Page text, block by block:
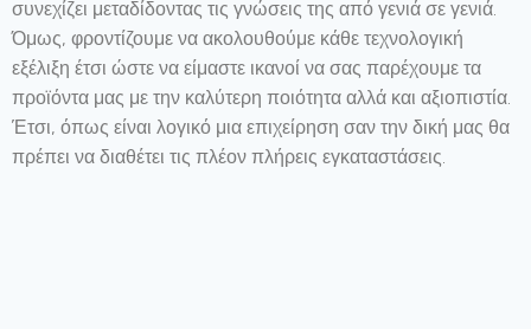
συνεχίζει μεταδίδοντας τις γνώσεις της από γενιά σε γενιά.
Όμως, φροντίζουμε να ακολουθούμε κάθε τεχνολογική
εξέλιξη έτσι ώστε να είμαστε ικανοί να σας παρέχουμε τα
προϊόντα μας με την καλύτερη ποιότητα αλλά και αξιοπιστία.
Έτσι, όπως είναι λογικό μια επιχείρηση σαν την δική μας θα
πρέπει να διαθέτει τις πλέον πλήρεις εγκαταστάσεις.